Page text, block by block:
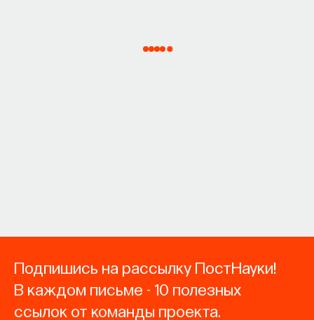
Подпишись на рассылку ПостНауки!
В каждом письме - 10 полезных
ссылок от команды проекта.